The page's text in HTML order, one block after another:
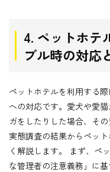
4. ペットホテ
ブル時の対応
ペットホテルを利用する
への対応です。愛犬や愛
ガをしたりした場合、そ
実態調査の結果からペッ
く解説します。 まず、ペ
な管理者の注意義務」に